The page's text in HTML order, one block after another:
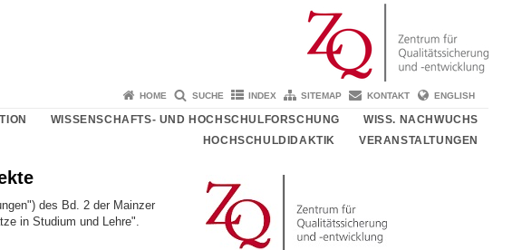
HOME SUCHE INDEX SITEMAP KONTAKT ENGLISH
WISSENSCHAFTS- UND HOCHSCHULFORSCHUNG
WISS. NACHWUCHS
HOCHSCHULDIDAKTIK
VERANSTALTUNGEN
des Bd. 2 der Mainzer
in Studium und Lehre".